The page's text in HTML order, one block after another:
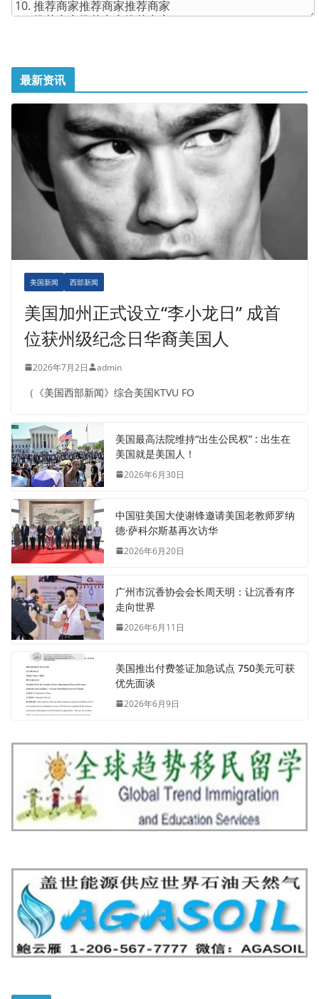
最新资讯
美国新闻 西部新闻
美国加州正式设立“李小龙日” 成首
位获州级纪念日华裔美国人
2026年7月2日 admin
（《美国西部新闻》综合美国KTVU FO
美国最高法院维持“出生公民权” : 出生在
美国就是美国人！
2026年6月30日
中国驻美国大使谢锋邀请美国老教师罗纳
德·萨科尔斯基再次访华
2026年6月20日
广州市沉香协会会长周天明：让沉香有序
走向世界
2026年6月11日
美国推出付费签证加急试点 750美元可获
优先面谈
2026年6月9日